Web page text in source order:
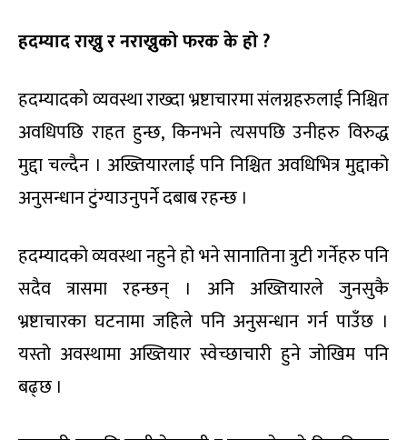
हदम्याद राख्नु र नराख्नुको फरक के हो ?
हदम्यादको व्यवस्था राख्दा भ्रष्टाचारमा संलग्नहरुलाई निश्चित
अवधिपछि राहत हुन्छ, किनभने त्यसपछि उनीहरु विरुद्ध
मुद्दा चल्दैन । अख्तियारलाई पनि निश्चित अवधिभित्र मुद्दाको
अनुसन्धान टुंग्याउनुपर्ने दबाब रहन्छ ।
हदम्यादको व्यवस्था नहुने हो भने सानातिना त्रुटी गर्नेहरु पनि
सदैव त्रासमा रहन्छन् । अनि अख्तियारले जुनसुकै
भ्रष्टाचारका घटनामा जहिले पनि अनुसन्धान गर्न पाउँछ ।
यस्तो अवस्थामा अख्तियार स्वेच्छाचारी हुने जोखिम पनि
बढ्छ ।